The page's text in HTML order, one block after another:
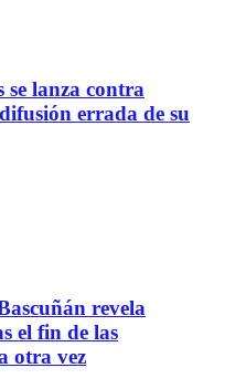
lanza contra
errada de su
revela
el fin de las
otra vez